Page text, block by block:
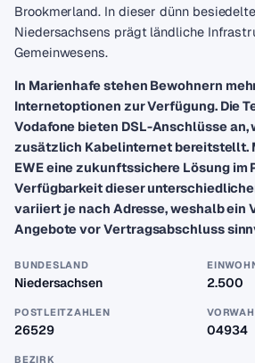
Brookmerland. In dieser dünn
Niedersachsens prägt ländliche
Gemeinwesens.
In Marienhafe stehen Bewohnern
Internetoptionen zur Verfügung. Die
Vodafone bieten DSL-Anschlüsse an,
zusätzlich Kabelinternet bereitstellt.
EWE eine zukunftssichere Lösung im
Verfügbarkeit dieser
variiert je nach Adresse, weshalb ein
Angebote vor Vertragsabschluss
BUNDESLAND
Niedersachsen 2.500
POSTLEITZAHLEN
26529 04934
BEZIRK